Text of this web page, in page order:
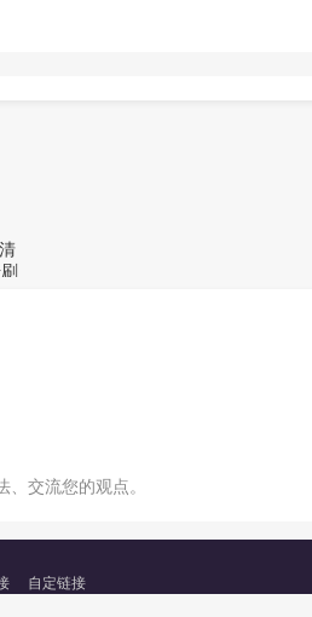
交流您的观点。
自定链接